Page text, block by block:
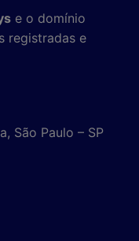
e o domínio
registradas e
São Paulo – SP